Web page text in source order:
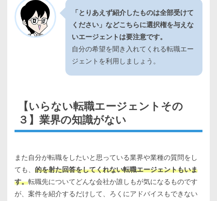
「とりあえず紹介したものは全部受けて
ください」などこちらに選択権を与えな
いエージェントは要注意です。
自分の希望を聞き入れてくれる転職エー
ジェントを利用しましょう。
【いらない転職エージェントその
３】業界の知識がない
また自分が転職をしたいと思っている業界や業種の質問をし
ても、 的を射た回答をしてくれない転職エージェントもいま
す。転職先についてどんな会社か誰しもが気になるものです
が、案件を紹介するだけして、ろくにアドバイスもできない